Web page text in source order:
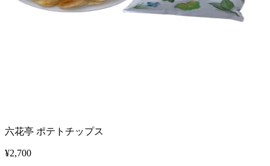
六花亭 ポテトチップス
¥2,700